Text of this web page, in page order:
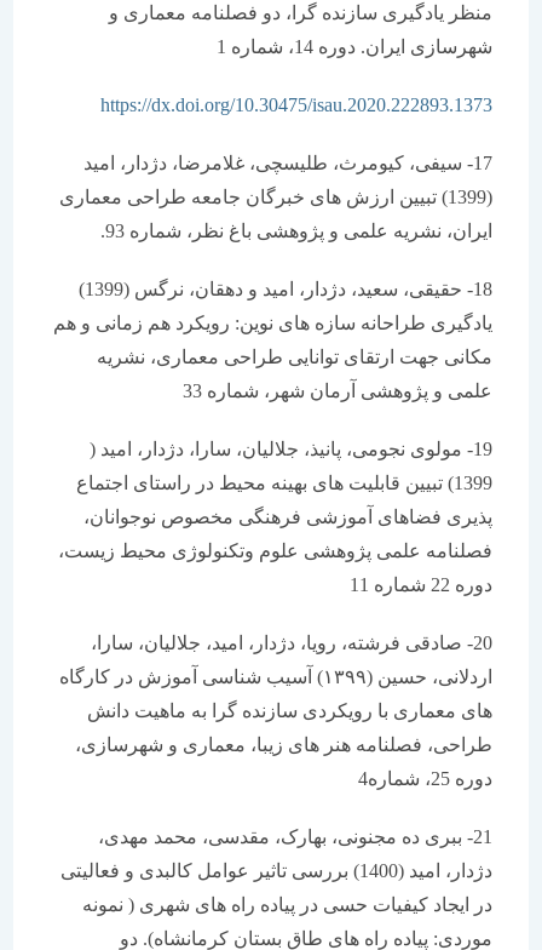
منظر یادگیری سازنده گرا، دو فصلنامه معماری و
شهرسازی ایران. دوره 14، شماره 1
https://dx.doi.org/10.30475/isau.2020.222893.1373
17- سیفی، کیومرث، طلیسچی، غلامرضا، دژدار، امید
(1399) تبیین ارزش های خبرگان جامعه طراحی معماری
ایران، نشریه علمی و پژوهشی باغ نظر، شماره 93.
18- حقیقی، سعید، دژدار، امید و دهقان، نرگس (1399)
یادگیری طراحانه سازه های نوین: رویکرد هم زمانی و هم
مکانی جهت ارتقای توانایی طراحی معماری، نشریه
علمی و پژوهشی آرمان شهر، شماره 33
19- مولوی نجومی، پانیذ، جلالیان، سارا، دژدار، امید (
1399) تبیین قابلیت های بهینه محیط در راستای اجتماع
پذیری فضاهای آموزشی فرهنگی مخصوص نوجوانان،
فصلنامه علمی پژوهشی علوم وتکنولوژی محیط زیست،
20- صادقی فرشته، رویا، دژدار، امید، جلالیان، سارا،
اردلانی، حسین (۱۳۹۹) آسیب شناسی آموزش در کارگاه
های معماری با رویکردی سازنده گرا به ماهیت دانش
طراحی، فصلنامه هنر های زیبا، معماری و شهرسازی،
21- ببری ده مجنونی، بهارک، مقدسی، محمد مهدی،
دژدار، امید (1400) بررسی تاثیر عوامل کالبدی و فعالیتی
در ایجاد کیفیات حسی در پیاده راه های شهری ( نمونه
موردی: پیاده راه های طاق بستان کرمانشاه). دو